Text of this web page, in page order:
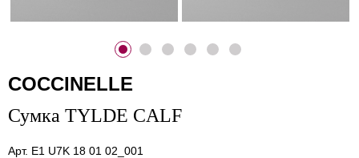
COCCINELLE
Сумка TYLDE CALF
Арт. E1 U7K 18 01 02_001